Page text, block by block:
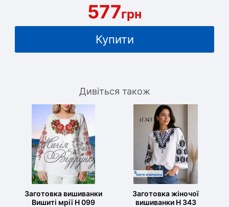
577грн
Купити
Дивіться також
Заготовка вишиванки
Вишиті мрії Н 099
Заготовка жіночої
вишиванки Н 343